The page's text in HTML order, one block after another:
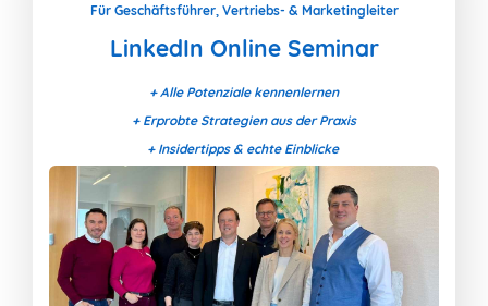
Für Geschäftsführer, Vertriebs- & Marketingleiter
LinkedIn Online Seminar
+ Alle Potenziale kennenlernen
+ Erprobte Strategien aus der Praxis
+ Insidertipps & echte Einblicke